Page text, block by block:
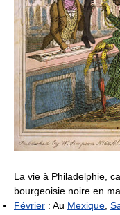
La vie à Philadelphie,
bourgeoisie noire en
Février : Au Mexique,